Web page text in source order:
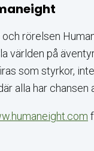
rörelsen
världen på
som styrkor,
alla har